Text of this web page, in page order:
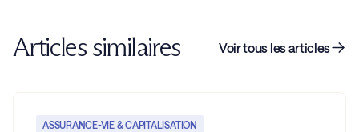
Articles similaires Voir tous les articles
ASSURANCE-VIE & CAPITALISATION